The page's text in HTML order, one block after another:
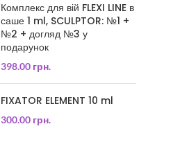
Комплекс для вій FLEXI LINE в
саше 1 ml, SCULPTOR: №1 +
№2 + догляд №3 у
подарунок
398.00 грн.
FIXATOR ELEMENT 10 ml
300.00 грн.